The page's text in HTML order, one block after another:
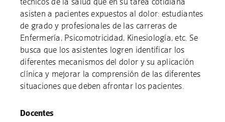
asisten a pacientes expuestos al dolor: estudiantes
de grado y profesionales de las carreras de
Enfermería, Psicomotricidad, Kinesiología, etc. Se
busca que los asistentes logren identificar los
diferentes mecanismos del dolor y su aplicación
clínica y mejorar la comprensión de las diferentes
situaciones que deben afrontar los pacientes.
Docentes